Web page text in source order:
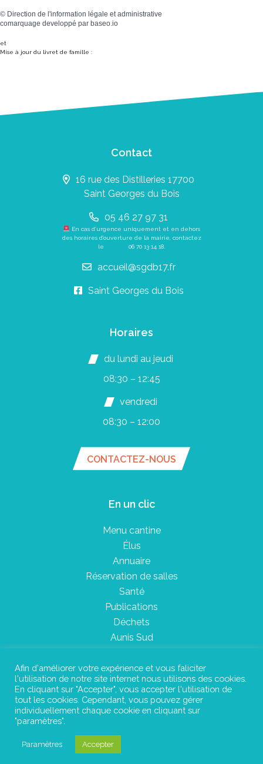
© Direction de l'information légale et administrative
comarquage developpé par baseo.io
et
Mise à jour du livret de famille :
Contact
16 rue des Distilleries 17700
Saint Georges du Bois
05 46 27 97 31
En cas d’urgence uniquement et en dehors
des horaires d’ouverture de la mairie, contactez
le 06 70 13 14 18
accueil@sgdb17.fr
Saint Georges du Bois
Horaires
du lundi au jeudi
08:30 – 12:45
vendredi
08:30 – 12:00
CONTACTEZ-NOUS
En un clic
Menu cantine
Élus
Annuaire
Réservation de salles
Santé
Publications
Déchets
Aunis Sud
Plan du site
Mentions légales
©Instant Urbain
Afin d'améliorer votre expérience et vous faliciter
l'utilisation de notre site internet nous utilisons des cookies.
En cliquant sur "Accepter", vous accepter l'utilisation de
tout les cookies. Cependant, vous pouvez gérer
individuellement chaque cookie en cliquant sur
"paramètres".
Paramètres Accepter